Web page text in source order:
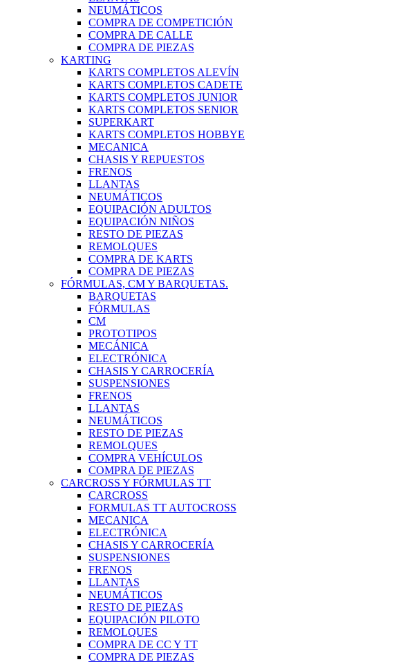
NEUMÁTICOS
COMPRA DE COMPETICIÓN
COMPRA DE CALLE
COMPRA DE PIEZAS
KARTING
KARTS COMPLETOS ALEVÍN
KARTS COMPLETOS CADETE
KARTS COMPLETOS JUNIOR
KARTS COMPLETOS SENIOR
SUPERKART
KARTS COMPLETOS HOBBYE
MECANICA
CHASIS Y REPUESTOS
FRENOS
LLANTAS
NEUMÁTICOS
EQUIPACIÓN ADULTOS
EQUIPACIÓN NIÑOS
RESTO DE PIEZAS
REMOLQUES
COMPRA DE KARTS
COMPRA DE PIEZAS
FÓRMULAS, CM Y BARQUETAS.
BARQUETAS
FÓRMULAS
CM
PROTOTIPOS
MECÁNICA
ELECTRÓNICA
CHASIS Y CARROCERÍA
SUSPENSIONES
FRENOS
LLANTAS
NEUMÁTICOS
RESTO DE PIEZAS
REMOLQUES
COMPRA VEHÍCULOS
COMPRA DE PIEZAS
CARCROSS Y FÓRMULAS TT
CARCROSS
FORMULAS TT AUTOCROSS
MECANICA
ELECTRÓNICA
CHASIS Y CARROCERÍA
SUSPENSIONES
FRENOS
LLANTAS
NEUMÁTICOS
RESTO DE PIEZAS
EQUIPACIÓN PILOTO
REMOLQUES
COMPRA DE CC Y TT
COMPRA DE PIEZAS